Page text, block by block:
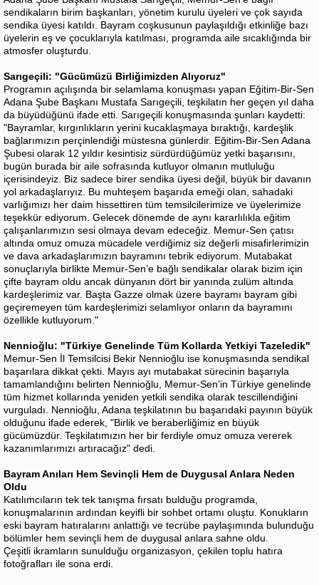
sendikaların birim başkanları, yönetim kurulu üyeleri ve çok sayıda
sendika üyesi katıldı. Bayram coşkusunun paylaşıldığı etkinliğe bazı
üyelerin eş ve çocuklarıyla katılması, programda aile sıcaklığında bir
atmosfer oluşturdu.
Sarıgeçili: "Gücümüzü Birliğimizden Alıyoruz"
Programın açılışında bir selamlama konuşması yapan Eğitim-Bir-Sen
Adana Şube Başkanı Mustafa Sarıgeçili, teşkilatın her geçen yıl daha
da büyüdüğünü ifade etti. Sarıgeçili konuşmasında şunları kaydetti:
"Bayramlar, kırgınlıkların yerini kucaklaşmaya bıraktığı, kardeşlik
bağlarımızın perçinlendiği müstesna günlerdir. Eğitim-Bir-Sen Adana
Şubesi olarak 12 yıldır kesintisiz sürdürdüğümüz yetki başarısını,
bugün burada bir aile sofrasında kutluyor olmanın mutluluğu
içerisindeyiz. Biz sadece birer sendika üyesi değil, büyük bir davanın
yol arkadaşlarıyız. Bu muhteşem başarıda emeği olan, sahadaki
varlığımızı her daim hissettiren tüm temsilcilerimize ve üyelerimize
teşekkür ediyorum. Gelecek dönemde de aynı kararlılıkla eğitim
çalışanlarımızın sesi olmaya devam edeceğiz. Memur-Sen çatısı
altında omuz omuza mücadele verdiğimiz siz değerli misafirlerimizin
ve dava arkadaşlarımızın bayramını tebrik ediyorum. Mutabakat
sonuçlarıyla birlikte Memur-Sen’e bağlı sendikalar olarak bizim için
çifte bayram oldu ancak dünyanın dört bir yanında zulüm altında
kardeşlerimiz var. Başta Gazze olmak üzere bayramı bayram gibi
geçiremeyen tüm kardeşlerimizi selamlıyor onların da bayramını
özellikle kutluyorum."
Nennioğlu: "Türkiye Genelinde Tüm Kollarda Yetkiyi Tazeledik"
Memur-Sen İl Temsilcisi Bekir Nennioğlu ise konuşmasında sendikal
başarılara dikkat çekti. Mayıs ayı mutabakat sürecinin başarıyla
tamamlandığını belirten Nennioğlu, Memur-Sen’in Türkiye genelinde
tüm hizmet kollarında yeniden yetkili sendika olarak tescillendiğini
vurguladı. Nennioğlu, Adana teşkilatının bu başarıdaki payının büyük
olduğunu ifade ederek, "Birlik ve beraberliğimiz en büyük
gücümüzdür. Teşkilatımızın her bir ferdiyle omuz omuza vererek
kazanımlarımızı artıracağız" dedi.
Bayram Anıları Hem Sevinçli Hem de Duygusal Anlara Neden
Oldu
Katılımcıların tek tek tanışma fırsatı bulduğu programda,
konuşmalarının ardından keyifli bir sohbet ortamı oluştu. Konukların
eski bayram hatıralarını anlattığı ve tecrübe paylaşımında bulunduğu
bölümler hem sevinçli hem de duygusal anlara sahne oldu.
Çeşitli ikramların sunulduğu organizasyon, çekilen toplu hatıra
fotoğrafları ile sona erdi.